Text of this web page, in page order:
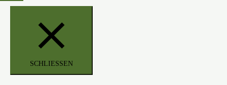
SCHLIESSEN